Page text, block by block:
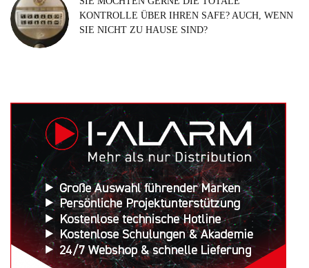
KONTROLLE ÜBER IHREN SAFE? AUCH, WENN
SIE NICHT ZU HAUSE SIND?